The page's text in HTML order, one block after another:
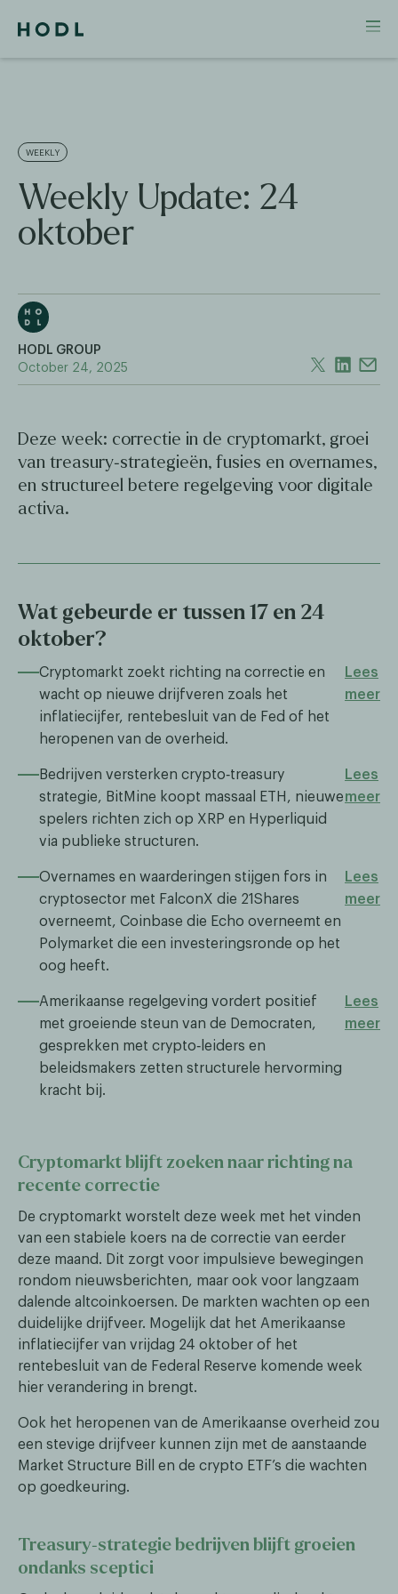
WEEKLY
Weekly Update: 24
oktober
HODL GROUP
October 24, 2025
Deze week: correctie in de cryptomarkt, groei
van treasury‑strategieën, fusies en overnames,
en structureel betere regelgeving voor digitale
activa.
Wat gebeurde er tussen 17 en 24
oktober?
Cryptomarkt zoekt richting na correctie en
wacht op nieuwe drijfveren zoals het
inflatiecijfer, rentebesluit van de Fed of het
heropenen van de overheid.
Lees
meer
Bedrijven versterken crypto‑treasury
strategie, BitMine koopt massaal ETH, nieuwe
spelers richten zich op XRP en Hyperliquid
via publieke structuren.
Lees
meer
Overnames en waarderingen stijgen fors in
cryptosector met FalconX die 21Shares
overneemt, Coinbase die Echo overneemt en
Polymarket die een investeringsronde op het
oog heeft.
Lees
meer
Amerikaanse regelgeving vordert positief
met groeiende steun van de Democraten,
gesprekken met crypto‑leiders en
beleidsmakers zetten structurele hervorming
kracht bij.
Lees
meer
Cryptomarkt blijft zoeken naar richting na
recente correctie
De cryptomarkt worstelt deze week met het vinden
van een stabiele koers na de correctie van eerder
deze maand. Dit zorgt voor impulsieve bewegingen
rondom nieuwsberichten, maar ook voor langzaam
dalende altcoinkoersen. De markten wachten op een
duidelijke drijfveer. Mogelijk dat het Amerikaanse
inflatiecijfer van vrijdag 24 oktober of het
rentebesluit van de Federal Reserve komende week
hier verandering in brengt.
Ook het heropenen van de Amerikaanse overheid zou
een stevige drijfveer kunnen zijn met de aanstaande
Market Structure Bill en de crypto ETF’s die wachten
op goedkeuring.
Treasury‑strategie bedrijven blijft groeien
ondanks sceptici